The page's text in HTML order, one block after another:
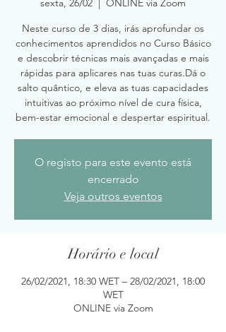
sexta, 26/02
  |
ONLINE via Zoom
Neste curso de 3 dias, irás aprofundar os
conhecimentos aprendidos no Curso Básico
e descobrir técnicas mais avançadas e mais
rápidas para aplicares nas tuas curas.Dá o
salto quântico, e eleva as tuas capacidades
intuitivas ao próximo nível de cura física,
bem-estar emocional e despertar espiritual.
O registo para este evento está
encerrado
Veja outros eventos
Horário e local
26/02/2021, 18:30 WET – 28/02/2021, 18:00
WET
ONLINE via Zoom